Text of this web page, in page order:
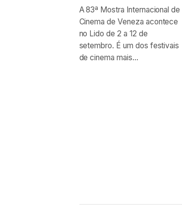
A 83ª Mostra Internacional de
Cinema de Veneza acontece
no Lido de 2 a 12 de
setembro. É um dos festivais
de cinema mais...